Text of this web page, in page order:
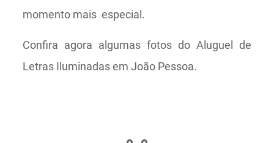
momento mais especial.
Confira agora algumas fotos do Aluguel de
Letras Iluminadas em João Pessoa.